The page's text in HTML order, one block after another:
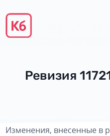
Ревизия
Изменения, внесенные в